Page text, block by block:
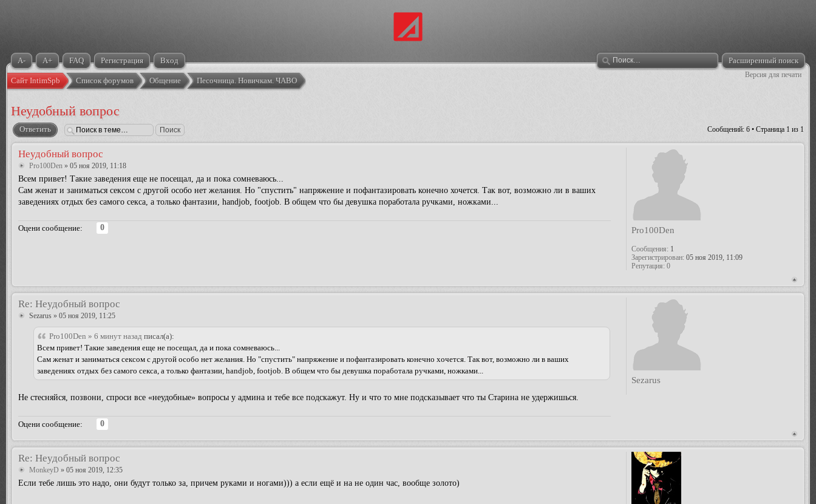
A- A+ FAQ Регистрация Вход Расширенный поиск
Версия для печати
Сайт IntimSpb Список форумов Общение Песочница. Новичкам. ЧАВО
Неудобный вопрос
Ответить Сообщений: 6 • Страница 1 из 1
Неудобный вопрос
Pro100Den » 05 ноя 2019, 11:18
Всем привет! Такие заведения еще не посещал, да и пока сомневаюсь...
Сам женат и заниматься сексом с другой особо нет желания. Но "спустить" напряжение и пофантазировать конечно хочется. Так вот, возможно ли в ваших
заведениях отдых без самого секса, а только фантазии, handjob, footjob. В общем что бы девушка поработала ручками, ножками...
Оцени сообщение: 0 Pro100Den
Сообщения:1
Зарегистрирован:05 ноя 2019, 11:09
Репутация: 0
Re: Неудобный вопрос
Sezarus » 05 ноя 2019, 11:25
Pro100Den » 6 минут назад писал(а):
Всем привет! Такие заведения еще не посещал, да и пока сомневаюсь...
Сам женат и заниматься сексом с другой особо нет желания. Но "спустить" напряжение и пофантазировать конечно хочется. Так вот, возможно ли в ваших
заведениях отдых без самого секса, а только фантазии, handjob, footjob. В общем что бы девушка поработала ручками, ножками...
Не стесняйся, позвони, спроси все «неудобные» вопросы у админа и тебе все подскажут. Ну и что то мне подсказывает что ты Старина не удержишься.
Оцени сообщение: 0
Sezarus
Re: Неудобный вопрос
MonkeyD » 05 ноя 2019, 12:35
Если тебе лишь это надо, они будут только за, причем руками и ногами))) а если ещё и на не один час, вообще золото)